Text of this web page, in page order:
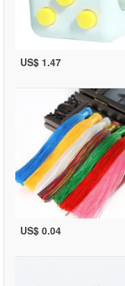
US$ 1.47
US$ 0.04